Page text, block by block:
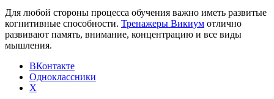
Для любой стороны процесса обучения важно иметь развитые
когнитивные способности. Тренажеры Викиум отлично
развивают память, внимание, концентрацию и все виды
мышления.
ВКонтакте
Одноклассники
X